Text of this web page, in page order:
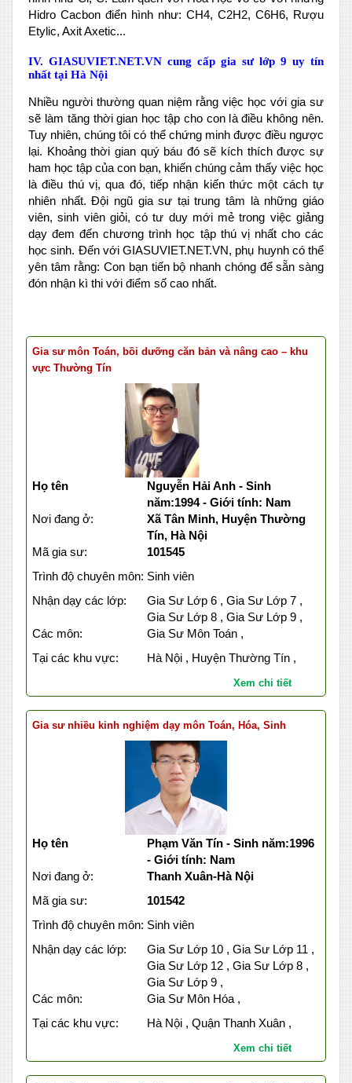
Hidro Cacbon điển hình như: CH4, C2H2, C6H6, Rượu
Etylic, Axit Axetic...
IV. GIASUVIET.NET.VN cung cấp gia sư lớp 9 uy tín
nhất tại Hà Nội
Nhiều người thường quan niệm rằng việc học với gia sư
sẽ làm tăng thời gian học tập cho con là điều không nên.
Tuy nhiên, chúng tôi có thể chứng minh được điều ngược
lại. Khoảng thời gian quý báu đó sẽ kích thích được sự
ham học tập của con bạn, khiến chúng cảm thấy việc học
là điều thú vị, qua đó, tiếp nhận kiến thức một cách tự
nhiên nhất. Đội ngũ gia sư tại trung tâm là những giáo
viên, sinh viên giỏi, có tư duy mới mẻ trong việc giảng
dạy đem đến chương trình học tập thú vị nhất cho các
học sinh. Đến với GIASUVIET.NET.VN, phụ huynh có thể
yên tâm rằng: Con bạn tiến bộ nhanh chóng để sẵn sàng
đón nhận kì thi với điểm số cao nhất.
Gia sư môn Toán, bồi dưỡng căn bản và nâng cao – khu
vực Thường Tín
Họ tên
Nguyễn Hải Anh - Sinh
năm:1994 - Giới tính: Nam
Nơi đang ở:
Xã Tân Minh, Huyện Thường
Tín, Hà Nội
Mã gia sư:
101545
Trình độ chuyên môn: Sinh viên
Nhận dạy các lớp:
Gia Sư Lớp 6 , Gia Sư Lớp 7 ,
Gia Sư Lớp 8 , Gia Sư Lớp 9 ,
Các môn:
Gia Sư Môn Toán ,
Tại các khu vực:
Hà Nội , Huyện Thường Tín ,
Xem chi tiết
Gia sư nhiều kinh nghiệm dạy môn Toán, Hóa, Sinh
Họ tên
Phạm Văn Tín - Sinh năm:1996
- Giới tính: Nam
Nơi đang ở:
Thanh Xuân-Hà Nội
Mã gia sư:
101542
Trình độ chuyên môn: Sinh viên
Nhận dạy các lớp:
Gia Sư Lớp 10 , Gia Sư Lớp 11 ,
Gia Sư Lớp 12 , Gia Sư Lớp 8 ,
Gia Sư Lớp 9 ,
Các môn:
Gia Sư Môn Hóa ,
Tại các khu vực:
Hà Nội , Quận Thanh Xuân ,
Xem chi tiết